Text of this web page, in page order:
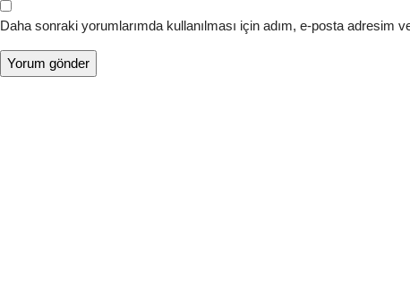
Daha sonraki yorumlarımda kullanılması için adım, e-posta adresim